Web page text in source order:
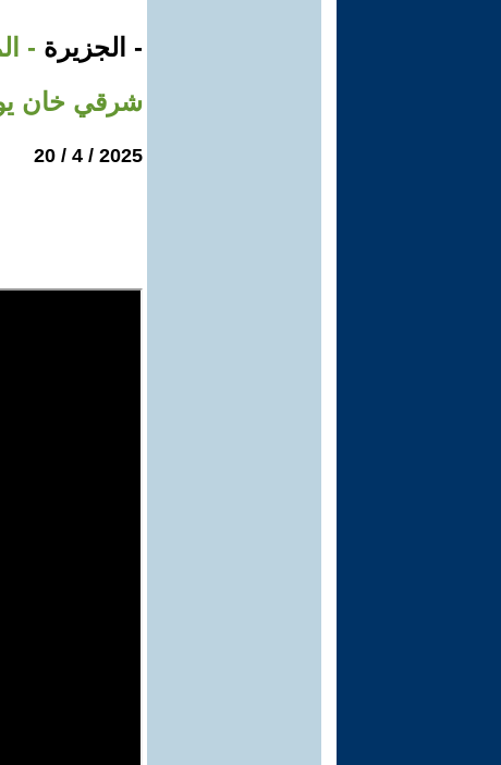
- الجزيرة -
شرقي خان
2025 / 4 / 20